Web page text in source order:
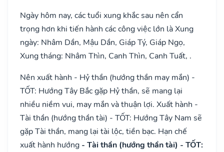
Ngày hôm nay, các tuổi xung khắc sau nên cẩn
trọng hơn khi tiến hành các công việc lớn là Xung
ngày: Nhâm Dần, Mậu Dần, Giáp Tý, Giáp Ngọ,
Xung tháng: Nhâm Thìn, Canh Thìn, Canh Tuất, .
Nên xuất hành - Hỷ thần (hướng thần may mắn) -
TỐT: Hướng Tây Bắc gặp Hỷ thần, sẽ mang lại
nhiều niềm vui, may mắn và thuận lợi. Xuất hành -
Tài thần (hướng thần tài) - TỐT: Hướng Tây Nam sẽ
gặp Tài thần, mang lại tài lộc, tiền bạc. Hạn chế
xuất hành hướng - Tài thần (hướng thần tài) - TỐT: